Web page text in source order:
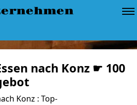
nach Konz ☛ 100
Konz : Top-